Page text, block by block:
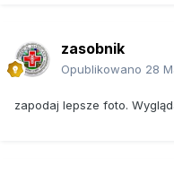
zasobnik
Opublikowano 28
zapodaj lepsze foto.